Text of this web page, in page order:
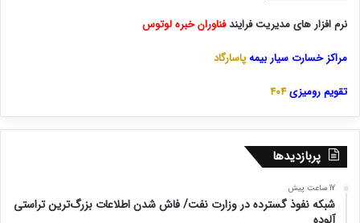
نرم افزار های مدیریت فرایندفناوران خبره لوتوس
مراکز خسارت سیار بیمهپاسارگاد
تقویم رومیزی404
پربازدیدها
17 ساعت پیش
شبکه نفوذ گسترده در وزارت نفت/ فاش شدن اطلاعات بزرگ‌ترین تراستی‌